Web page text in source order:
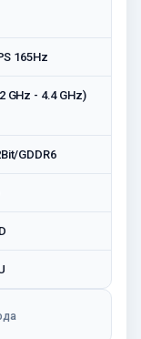
165Hz
GHz - 4.4 GHz)
GDDR6